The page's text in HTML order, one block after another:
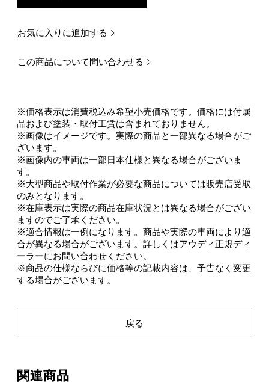
お気に入りに追加する
この商品について問い合わせる
※価格表示は消費税込み希望小売価格です。価格には付属
品および塗装・取付工賃は含まれておりません。
※画像はイメージです。実際の商品と一部異なる場合がご
ざいます。
※画像内の車両は一部日本仕様と異なる場合がございま
す。
※大型商品や取付作業が必要な商品については販売店受取
のみとなります。
※在庫表示は実際の商品在庫状況とは異なる場合がござい
ますのでご了承ください。
※適合情報は一例になります。商品や実際の車両により適
合が異なる場合がございます。詳しくはアウディ正規ディ
ーラーにお問い合わせください。
※商品の仕様ならびに価格等の記載内容は、予告なく変更
する場合がございます。
戻る
関連商品